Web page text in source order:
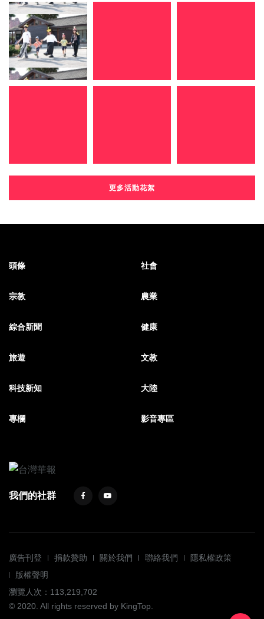
更多活動花絮
頭條 社會
宗教 農業
綜合新聞 健康
旅遊 文教
科技新知 大陸
專欄 影音專區
我們的社群
廣告刊登 捐款贊助 關於我們 聯絡我們
隱私權政策
版權聲明
瀏覽人次：113,219,702
© 2020. All rights reserved by KingTop.